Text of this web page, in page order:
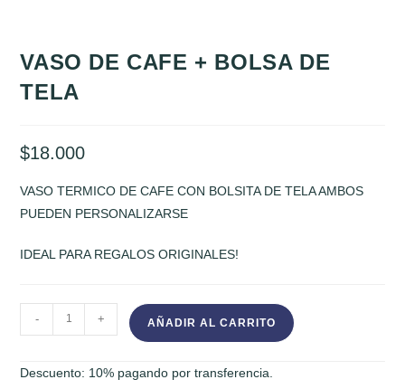
VASO DE CAFE + BOLSA DE
TELA
$18.000
VASO TERMICO DE CAFE CON BOLSITA DE TELA AMBOS
PUEDEN PERSONALIZARSE
IDEAL PARA REGALOS ORIGINALES!
DE
+
- + AÑADIR AL CARRITO
Descuento: 10% pagando por transferencia.